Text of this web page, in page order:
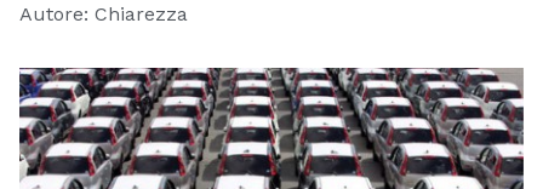
Autore: Chiarezza